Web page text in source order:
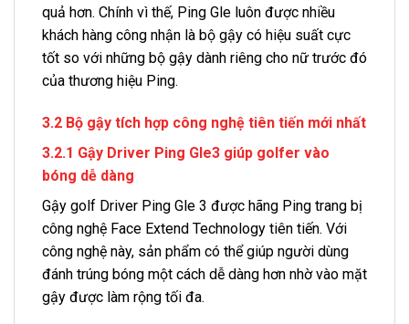
quả hơn. Chính vì thế, Ping Gle luôn được nhiều
khách hàng công nhận là bộ gậy có hiệu suất cực
tốt so với những bộ gậy dành riêng cho nữ trước đó
của thương hiệu Ping.
3.2 Bộ gậy tích hợp công nghệ tiên tiến mới nhất
3.2.1 Gậy Driver Ping Gle3 giúp golfer vào
bóng dễ dàng
Gậy golf Driver Ping Gle 3 được hãng Ping trang bị
công nghệ Face Extend Technology tiên tiến. Với
công nghệ này, sản phẩm có thể giúp người dùng
đánh trúng bóng một cách dễ dàng hơn nhờ vào mặt
gậy được làm rộng tối đa.